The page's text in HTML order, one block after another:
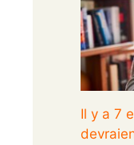
Il y a 7